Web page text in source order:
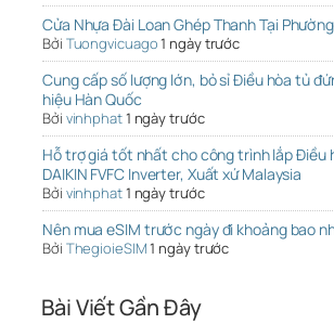
Cửa Nhựa Đài Loan Ghép Thanh Tại
Bởi Tuongvicuago1 ngày trước
Cung cấp số lượng lớn, bỏ sỉ Điều hòa tủ
hiệu Hàn Quốc
Bởi vinhphat1 ngày trước
Hỗ trợ giá tốt nhất cho công trình lắp Điều
DAIKIN FVFC Inverter, Xuất xứ Malaysia
Bởi vinhphat1 ngày trước
Nên mua eSIM trước ngày đi khoảng bao
Bởi ThegioieSIM1 ngày trước
Bài Viết Gần Đây